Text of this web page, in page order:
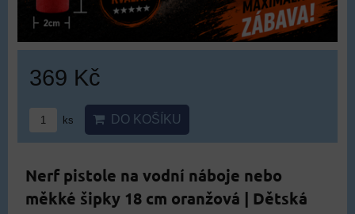
369 Kč
ks DO KOŠÍKU
Nerf pistole na vodní náboje nebo
měkké šipky 18 cm oranžová | Dětská